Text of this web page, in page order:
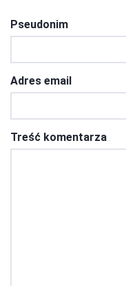
Pseudonim
Adres email
Treść komentarza